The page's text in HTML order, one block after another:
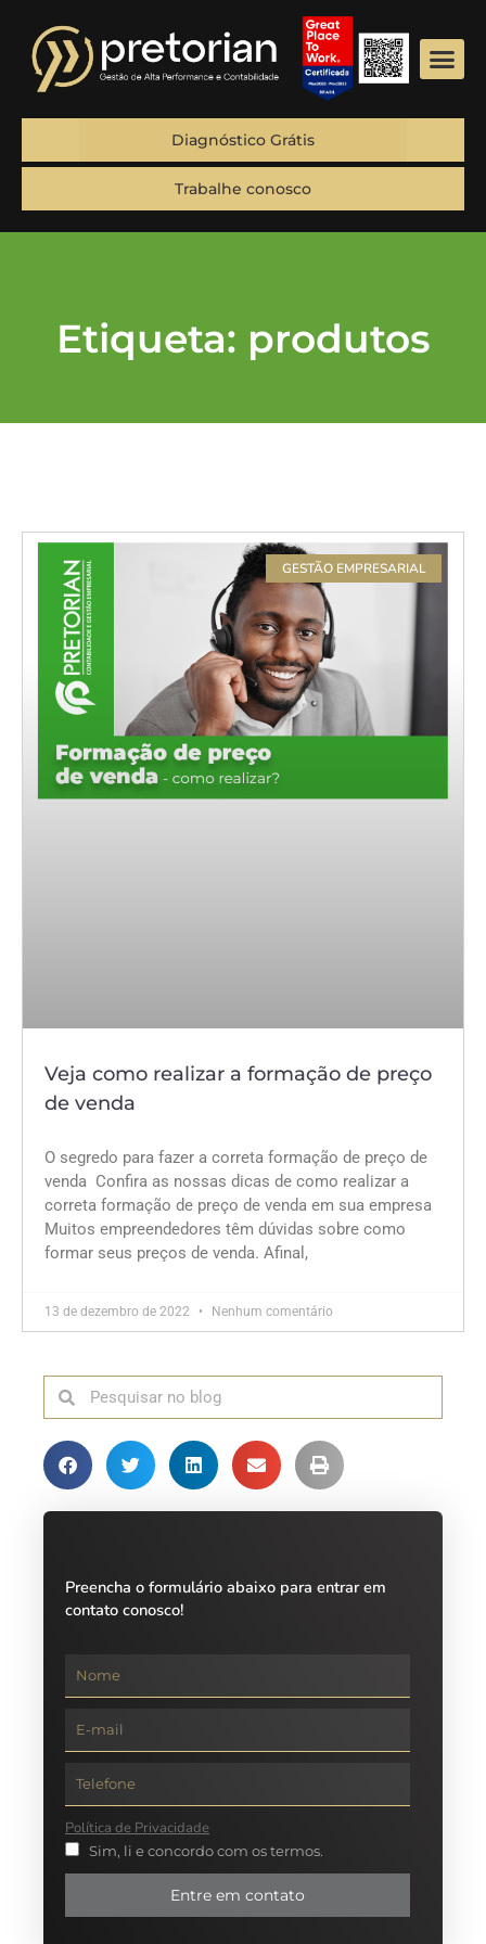
Diagnóstico Grátis
Trabalhe conosco
Etiqueta: produtos
GESTÃO EMPRESARIAL
Veja como realizar a formação de preço
de venda
O segredo para fazer a correta formação de preço de
venda Confira as nossas dicas de como realizar a
correta formação de preço de venda em sua empresa
Muitos empreendedores têm dúvidas sobre como
formar seus preços de venda. Afinal,
13 de dezembro de 2022 Nenhum comentário
Preencha o formulário abaixo para entrar em
contato conosco!
Política de Privacidade
Sim, li e concordo com os termos.
Entre em contato